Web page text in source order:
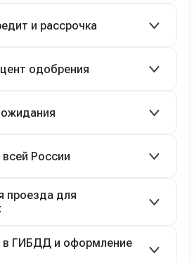
и рассрочка
при первом взносе 35–50%.
одобрения
России
проезда для
в ГИБДД и оформление